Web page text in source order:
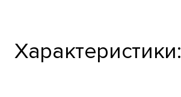
Характеристики: